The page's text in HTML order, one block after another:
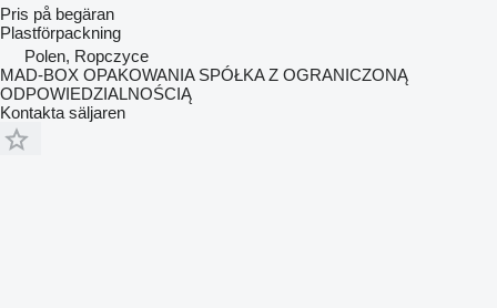
Pris på begäran
Plastförpackning
Polen, Ropczyce
MAD-BOX OPAKOWANIA SPÓŁKA Z OGRANICZONĄ
ODPOWIEDZIALNOŚCIĄ
Kontakta säljaren